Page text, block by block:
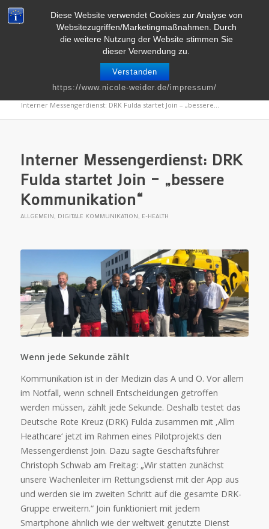
Diese Website verwendet Cookies zur Analyse von
Websitezugriffen/Marketingmaßnahmen. Durch
die weitere Nutzung der Website stimmen Sie
dieser Verwendung zu.
Verstanden
https://www.nicole-weider.de/impressum/
Interner Messengerdienst: DRK Fulda startet Join – „bessere...
Interner Messengerdienst: DRK
Fulda startet Join – „bessere
Kommunikation“
ALLGEMEIN, DIGITALE KOMMUNIKATION, E-HEALTH
Wenn jede Sekunde zählt
Kommunikation ist in der Medizin das A und O. Vor allem
im Notfall, wenn schnell Entscheidungen getroffen
werden müssen, zählt jede Sekunde. Deshalb testet das
Deutsche Rote Kreuz (DRK) Fulda zusammen mit ‚Allm
Heathcare‘ jetzt im Rahmen eines Pilotprojekts den
Messengerdienst Join. Dazu sagte Geschäftsführer
Christoph Schwab am Freitag: „Wir statten zunächst
unsere Wachenleiter im Rettungsdienst mit der App aus
und werden sie im zweiten Schritt auf die gesamte DRK-
Gruppe erweitern.“ Join funktioniert mit jedem
Smartphone ähnlich wie der weltweit genutzte Dienst